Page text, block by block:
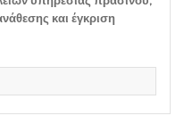
και έγκριση